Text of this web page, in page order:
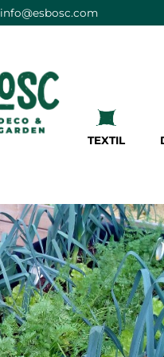
info@esbosc.com
Es Bosc
Nosotros
Tiendas
TEXTIL